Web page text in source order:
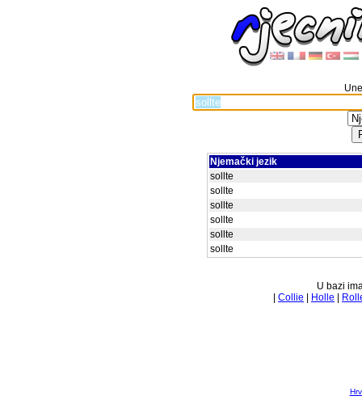
Njemački jezik
sollte
sollte
sollte
sollte
sollte
sollte
U bazi
Collie Holle